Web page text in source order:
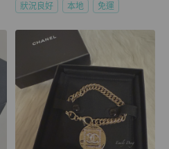
狀況良好 本地 免運